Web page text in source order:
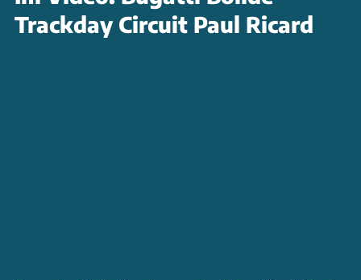
Trackday Circuit Paul Ricard